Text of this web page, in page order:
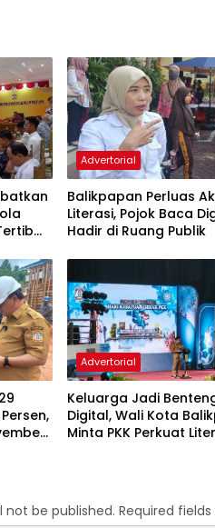
Advertorial
Balikpapan Perluas
Literasi, Pojok Baca
Hadir di Ruang Publik
Advertorial
Keluarga Jadi
Digital, Wali Kota
Minta PKK Perkuat
not be published. Required